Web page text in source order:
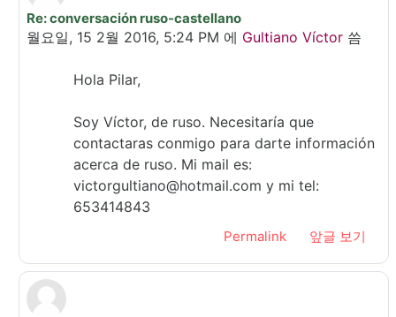
In reply to Carretero Naranjo Pilar
Re: conversación ruso-castellano
월요일, 15 2월 2016, 5:24 PM 에 Gultiano Víctor씀
Hola Pilar,
Soy Víctor, de ruso. Necesitaría que
contactaras conmigo para darte información
acerca de ruso. Mi mail es:
victorgultiano@hotmail.com y mi tel:
653414843
Permalink 앞글 보기